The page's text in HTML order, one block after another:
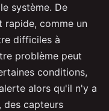
système. De
rapide, comme un
difficiles à
problème peut
conditions,
alors qu'il n'y a
des capteurs